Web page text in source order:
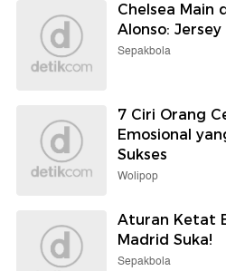
Chelsea Main
Alonso:
Sepakbola
7 Ciri Orang
Emosional
Sukses
Wolipop
Aturan Ketat
Madrid Suka!
Sepakbola